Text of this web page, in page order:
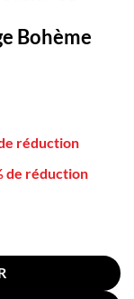
Bohème
réduction
de réduction